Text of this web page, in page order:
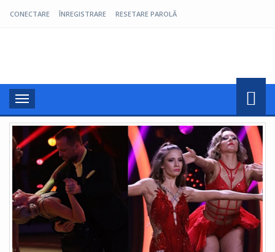
CONECTARE ÎNREGISTRARE RESETARE PAROLĂ
Toggle
navigation